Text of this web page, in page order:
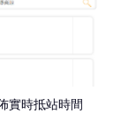
實時抵站時間